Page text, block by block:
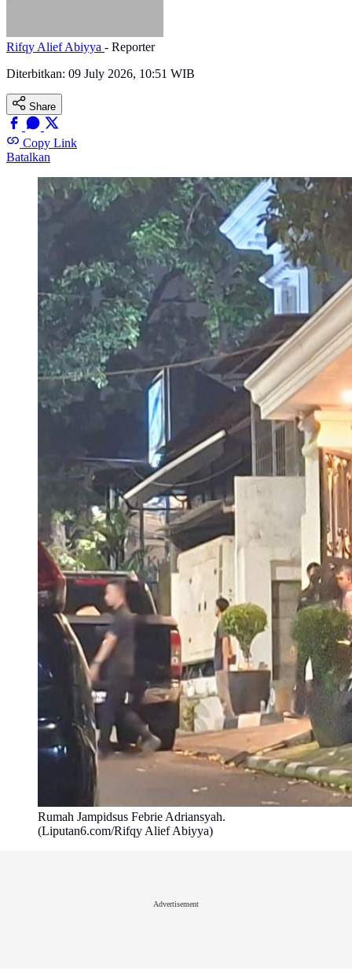
Rifqy Alief Abiyya - Reporter
Diterbitkan: 09 July 2026, 10:51 WIB
Share
Copy Link
Batalkan
Rumah Jampidsus Febrie Adriansyah.
(Liputan6.com/Rifqy Alief Abiyya)
Advertisement